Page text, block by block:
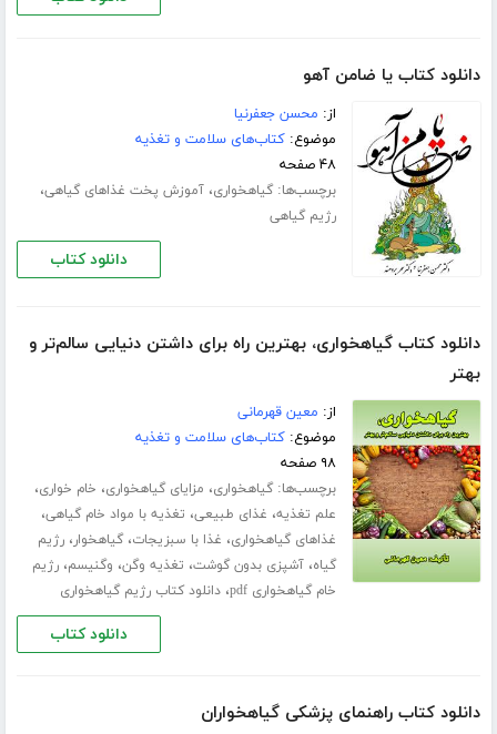
دانلود کتاب یا ضامن آهو
از: محسن جعفرنیا
موضوع:کتاب‌های سلامت و تغذیه
۴۸ صفحه
برچسب‌ها:گیاهخواری،آموزش پخت غذاهای گیاهی،
رژیم گیاهی
دانلود کتاب
دانلود کتاب گیاهخواری، بهترین راه برای داشتن دنیایی سالم‌تر و
بهتر
از: معین قهرمانی
موضوع:کتاب‌های سلامت و تغذیه
۹۸ صفحه
برچسب‌ها:گیاهخواری، مزایای گیاهخواری، خام خواری،
علم تغذیه، غذای طبیعی، تغذیه با مواد خام گیاهی،
غذاهای گیاهخواری، غذا با سبزیجات،گیاهخوار،رژیم
گیاه،آشپزی بدون گوشت، تغذیه وگن، وگنیسم،رژیم
خام گیاهخواری pdf
،دانلود کتاب رژیم گیاهخواری
دانلود کتاب
دانلود کتاب راهنمای پزشکی گیاهخواران